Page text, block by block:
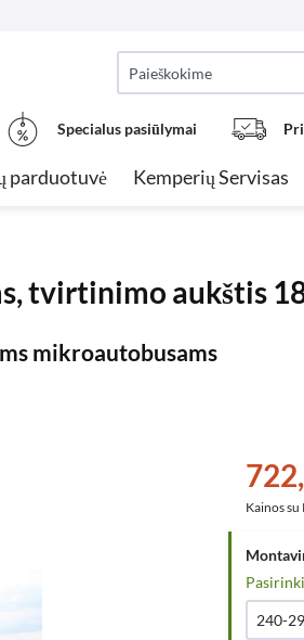
Specialus pasiūlymai
parduotuvė Kemperių Servisas
tvirtinimo aukštis
mikroautobusams
Kainos
240-